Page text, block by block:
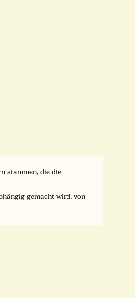
stammen, die die
gemacht wird, von